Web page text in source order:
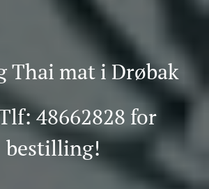
Thai mat i Drøbak
48662828 for
bestilling!